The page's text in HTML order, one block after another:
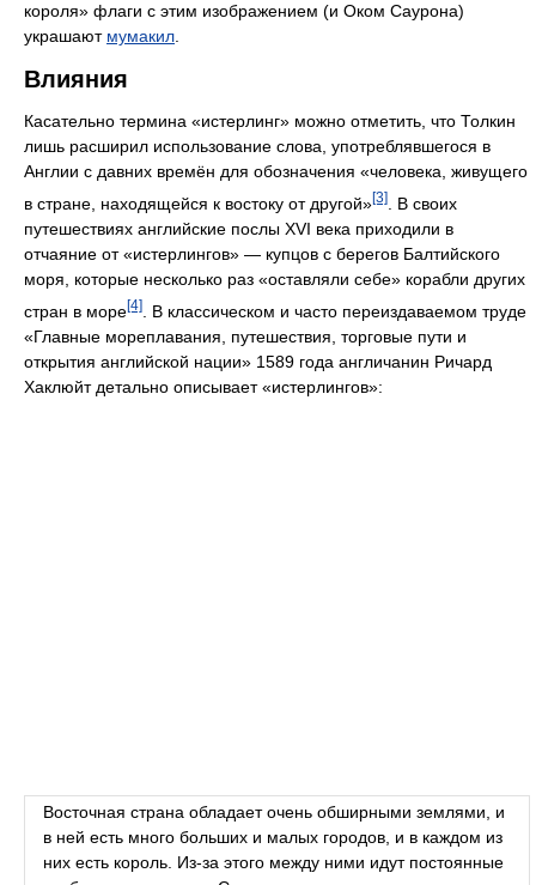
короля» флаги с этим изображением (и Оком Саурона)
украшают мумакил.
Влияния
Касательно термина «истерлинг» можно отметить, что Толкин
лишь расширил использование слова, употреблявшегося в
Англии с давних времён для обозначения «человека, живущего
в стране, находящейся к востоку от другой»[3]
. В своих
путешествиях английские послы XVI века приходили в
отчаяние от «истерлингов» — купцов с берегов Балтийского
моря, которые несколько раз «оставляли себе» корабли других
стран в море[4]
. В классическом и часто переиздаваемом труде
«Главные мореплавания, путешествия, торговые пути и
открытия английской нации» 1589 года англичанин Ричард
Хаклюйт детально описывает «истерлингов»:
Восточная страна обладает очень обширными землями, и
в ней есть много больших и малых городов, и в каждом из
них есть король. Из-за этого между ними идут постоянные